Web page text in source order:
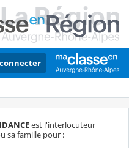
est l'interlocuteur
sa famille pour :